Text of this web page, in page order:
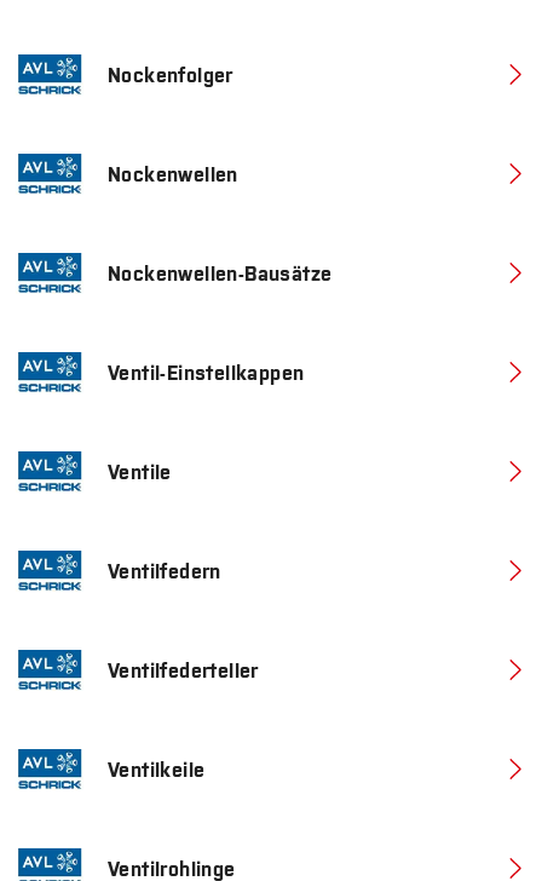
Nockenfolger
Nockenwellen
Nockenwellen-Bausätze
Ventil-Einstellkappen
Ventile
Ventilfedern
Ventilfederteller
Ventilkeile
Ventilrohlinge